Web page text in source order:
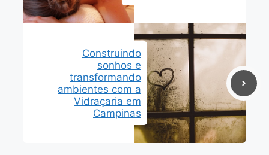
Construindo
sonhos e
transformando
ambientes com a
Vidraçaria em
Campinas